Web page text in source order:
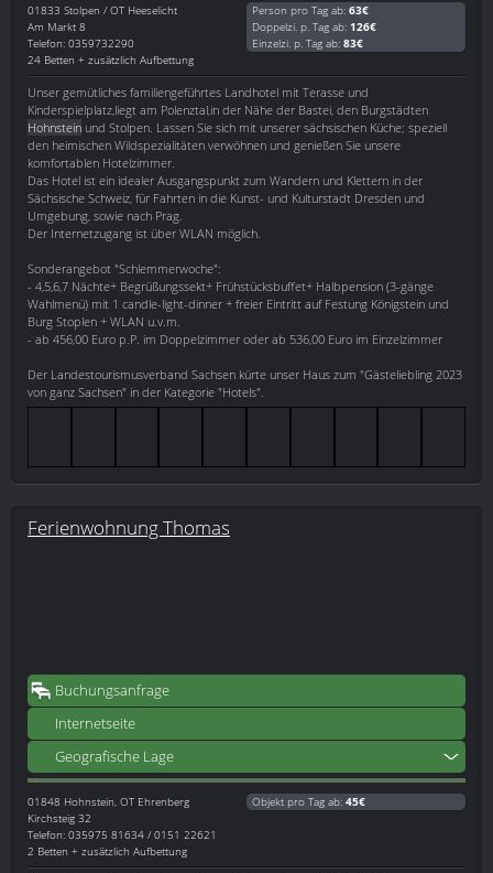
01833 Stolpen / OT Heeselicht
Am Markt 8
Telefon: 0359732290
24 Betten + zusätzlich Aufbettung
Person pro Tag ab: 63€
Doppelzi. p. Tag ab: 126€
Einzelzi. p. Tag ab: 83€
Unser gemütliches familiengeführtes Landhotel mit Terasse und
Kinderspielplatz,liegt am Polenztal,in der Nähe der Bastei, den Burgstädten
Hohnstein und Stolpen. Lassen Sie sich mit unserer sächsischen Küche; speziell
den heimischen Wildspezialitäten verwöhnen und genießen Sie unsere
komfortablen Hotelzimmer.
Das Hotel ist ein idealer Ausgangspunkt zum Wandern und Klettern in der
Sächsische Schweiz, für Fahrten in die Kunst- und Kulturstadt Dresden und
Umgebung, sowie nach Prag.
Der Internetzugang ist über WLAN möglich.
Sonderangebot "Schlemmerwoche":
- 4,5,6,7 Nächte+ Begrüßungssekt+ Frühstücksbuffet+ Halbpension (3-gänge
Wahlmenü) mit 1 candle-light-dinner + freier Eintritt auf Festung Königstein und
Burg Stoplen + WLAN u.v.m.
- ab 456,00 Euro p.P. im Doppelzimmer oder ab 536,00 Euro im Einzelzimmer
Der Landestourismusverband Sachsen kürte unser Haus zum "Gästeliebling 2023
von ganz Sachsen" in der Kategorie "Hotels".
Ferienwohnung Thomas
Buchungsanfrage
Internetseite
Geografische Lage
01848 Hohnstein, OT Ehrenberg
Kirchsteig 32
Telefon: 035975 81634 / 0151 22621
2 Betten + zusätzlich Aufbettung
Objekt pro Tag ab: 45€